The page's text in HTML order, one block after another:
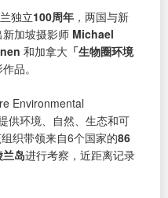
独立100周年 ，两国与新
加坡摄影师 Michael
和加拿大 「生物圈环境
品。
Environmental
供环境、自然、生态和可
织带领来自6个国家的86
岛进行考察，近距离记录